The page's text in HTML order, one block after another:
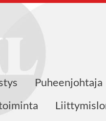
Puheenjohtaja